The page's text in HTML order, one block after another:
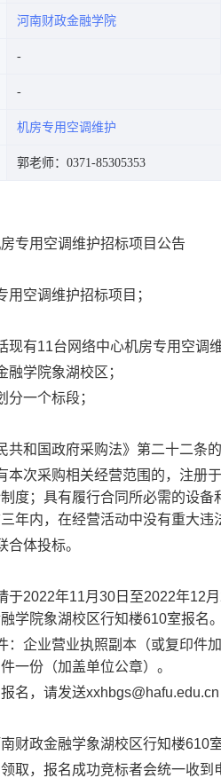
河南财政金融学院
机房专用空调维护
郭老师：0371-85305353
专用空调维护招标项目公告
空调维护招标项目；
现有11台网络中心机房专用空调
学院象湖校区；
一个标段；
共和国政府采购法》第二十二条
本次采购相关经营范围的，注册
度；具有履行合同所必需的设
年内，在经营活动中没有重大
体投标。
于2022年11月30日至2022年12
学院象湖校区行知楼610室报名
：企业营业执照副本（或复印件
一份（加盖单位公章）。
名，请发送
财政金融学象湖校区行知楼610
取，报名成功竞标者会统一收到